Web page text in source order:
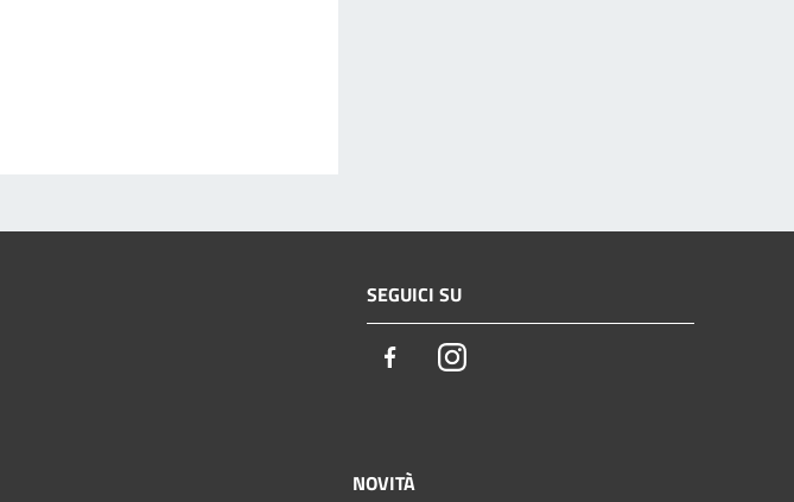
SEGUICI SU
FacebookInstagram
NOVITÀ